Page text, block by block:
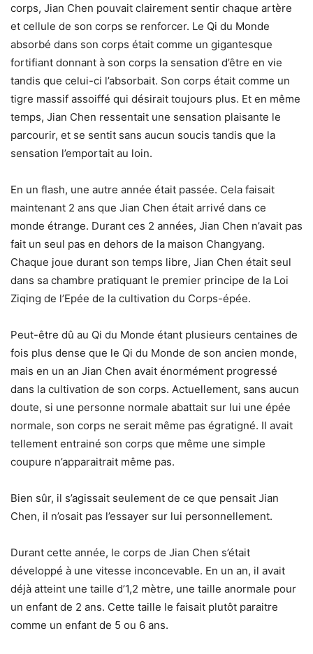
corps, Jian Chen pouvait clairement sentir chaque artère
et cellule de son corps se renforcer. Le Qi du Monde
absorbé dans son corps était comme un gigantesque
fortifiant donnant à son corps la sensation d’être en vie
tandis que celui-ci l’absorbait. Son corps était comme un
tigre massif assoiffé qui désirait toujours plus. Et en même
temps, Jian Chen ressentait une sensation plaisante le
parcourir, et se sentit sans aucun soucis tandis que la
sensation l’emportait au loin.
En un flash, une autre année était passée. Cela faisait
maintenant 2 ans que Jian Chen était arrivé dans ce
monde étrange. Durant ces 2 années, Jian Chen n’avait pas
fait un seul pas en dehors de la maison Changyang.
Chaque joue durant son temps libre, Jian Chen était seul
dans sa chambre pratiquant le premier principe de la Loi
Ziqing de l’Epée de la cultivation du Corps-épée.
Peut-être dû au Qi du Monde étant plusieurs centaines de
fois plus dense que le Qi du Monde de son ancien monde,
mais en un an Jian Chen avait énormément progressé
dans la cultivation de son corps. Actuellement, sans aucun
doute, si une personne normale abattait sur lui une épée
normale, son corps ne serait même pas égratigné. Il avait
tellement entrainé son corps que même une simple
coupure n’apparaitrait même pas.
Bien sûr, il s’agissait seulement de ce que pensait Jian
Chen, il n’osait pas l’essayer sur lui personnellement.
Durant cette année, le corps de Jian Chen s’était
développé à une vitesse inconcevable. En un an, il avait
déjà atteint une taille d’1,2 mètre, une taille anormale pour
un enfant de 2 ans. Cette taille le faisait plutôt paraitre
comme un enfant de 5 ou 6 ans.